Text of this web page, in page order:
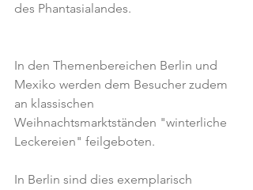
des Phantasialandes.
In den Themenbereichen Berlin und
Mexiko werden dem Besucher zudem
an klassischen
Weihnachtsmarktständen "winterliche
Leckereien" feilgeboten.
In Berlin sind dies exemplarisch